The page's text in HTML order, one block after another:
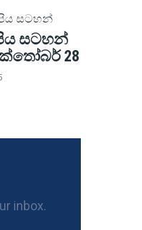
සටහන්
සටහන්
28
inbox.